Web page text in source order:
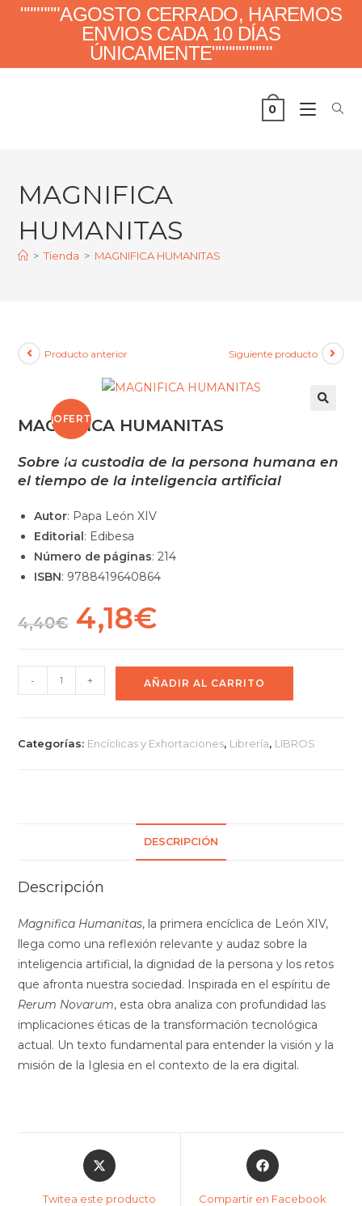
""""""AGOSTO CERRADO, HAREMOS
ENVIOS CADA 10 DÍAS
ÚNICAMENTE"""""""""
0
MAGNIFICA
HUMANITAS
> Tienda > MAGNIFICA HUMANITAS
¡OFERT
A!
Producto anterior Siguiente producto
MAGNIFICA HUMANITAS
Sobre la custodia de la persona humana en
el tiempo de la inteligencia artificial
Autor: Papa León XIV
Editorial: Edibesa
Número de páginas: 214
ISBN: 9788419640864
4,40€ 4,18€
- + AÑADIR AL CARRITO
Categorías: Encíclicas y Exhortaciones, Librería, LIBROS
DESCRIPCIÓN
Descripción
Magnifica Humanitas, la primera encíclica de León XIV,
llega como una reflexión relevante y audaz sobre la
inteligencia artificial, la dignidad de la persona y los retos
que afronta nuestra sociedad. Inspirada en el espíritu de
Rerum Novarum, esta obra analiza con profundidad las
implicaciones éticas de la transformación tecnológica
actual. Un texto fundamental para entender la visión y la
misión de la Iglesia en el contexto de la era digital.
Twitea este producto Compartir en Facebook